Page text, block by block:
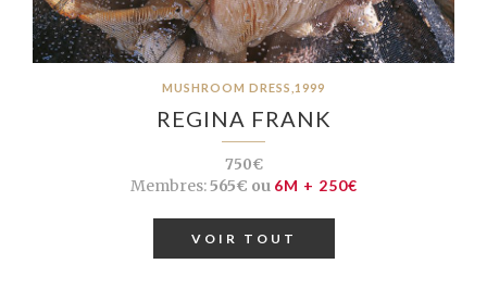
MUSHROOM DRESS,1999
REGINA FRANK
750€
Membres:565€ ou 6M + 250€
VOIR TOUT